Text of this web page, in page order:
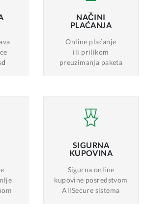
NAČINI
PLAĆANJA
Online plaćanje
ili prilikom
preuzimanja paketa
SIGURNA
KUPOVINA
Sigurna online
kupovine posredstvom
AllSecure sistema